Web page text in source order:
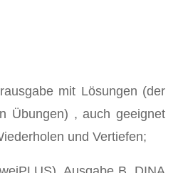
mit Lösungen (der
Übungen) , auch geeignet
und Vertiefen;